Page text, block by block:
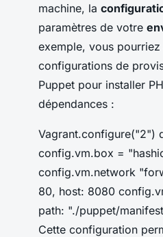
machine, la
paramètres de votre
exemple, vous
configurations de
Puppet pour installer
dépendances :
Vagrant.configure("2")
config.vm.box =
config.vm.network
80, host: 8080
path: "./puppet/
Cette configuration